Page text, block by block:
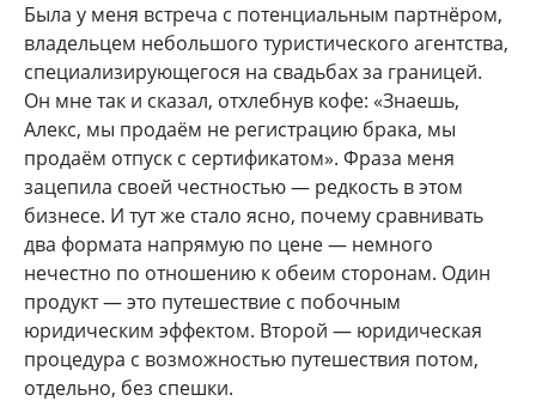
Была у меня встреча с потенциальным партнёром,
владельцем небольшого туристического агентства,
специализирующегося на свадьбах за границей.
Он мне так и сказал, отхлебнув кофе: «Знаешь,
Алекс, мы продаём не регистрацию брака, мы
продаём отпуск с сертификатом». Фраза меня
зацепила своей честностью — редкость в этом
бизнесе. И тут же стало ясно, почему сравнивать
два формата напрямую по цене — немного
нечестно по отношению к обеим сторонам. Один
продукт — это путешествие с побочным
юридическим эффектом. Второй — юридическая
процедура с возможностью путешествия потом,
отдельно, без спешки.